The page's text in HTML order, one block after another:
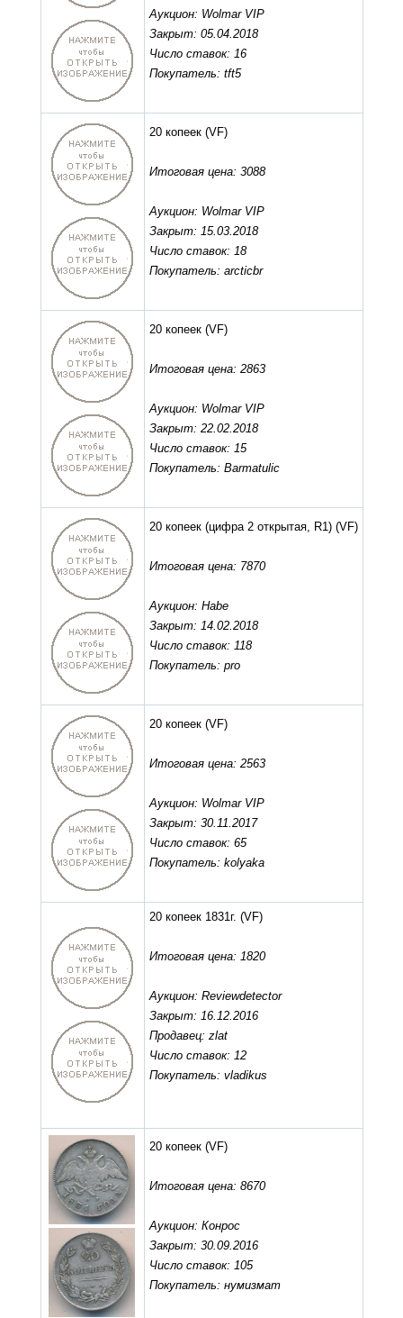
Аукцион: Wolmar VIP
Закрыт: 05.04.2018
Число ставок: 16
Покупатель: tft5
20 копеек(VF)
Итоговая цена: 3088
Аукцион: Wolmar VIP
Закрыт: 15.03.2018
Число ставок: 18
Покупатель: arcticbr
20 копеек(VF)
Итоговая цена: 2863
Аукцион: Wolmar VIP
Закрыт: 22.02.2018
Число ставок: 15
Покупатель: Barmatulic
20 копеек (цифра 2 открытая, R1)(VF)
Итоговая цена: 7870
Аукцион: Habe
Закрыт: 14.02.2018
Число ставок: 118
Покупатель: pro
20 копеек(VF)
Итоговая цена: 2563
Аукцион: Wolmar VIP
Закрыт: 30.11.2017
Число ставок: 65
Покупатель: kolyaka
20 копеек 1831г. (VF)
Итоговая цена: 1820
Аукцион: Reviewdetector
Закрыт: 16.12.2016
Продавец: zlat
Число ставок: 12
Покупатель: vladikus
20 копеек(VF)
Итоговая цена: 8670
Аукцион: Конрос
Закрыт: 30.09.2016
Число ставок: 105
Покупатель: нумизмат